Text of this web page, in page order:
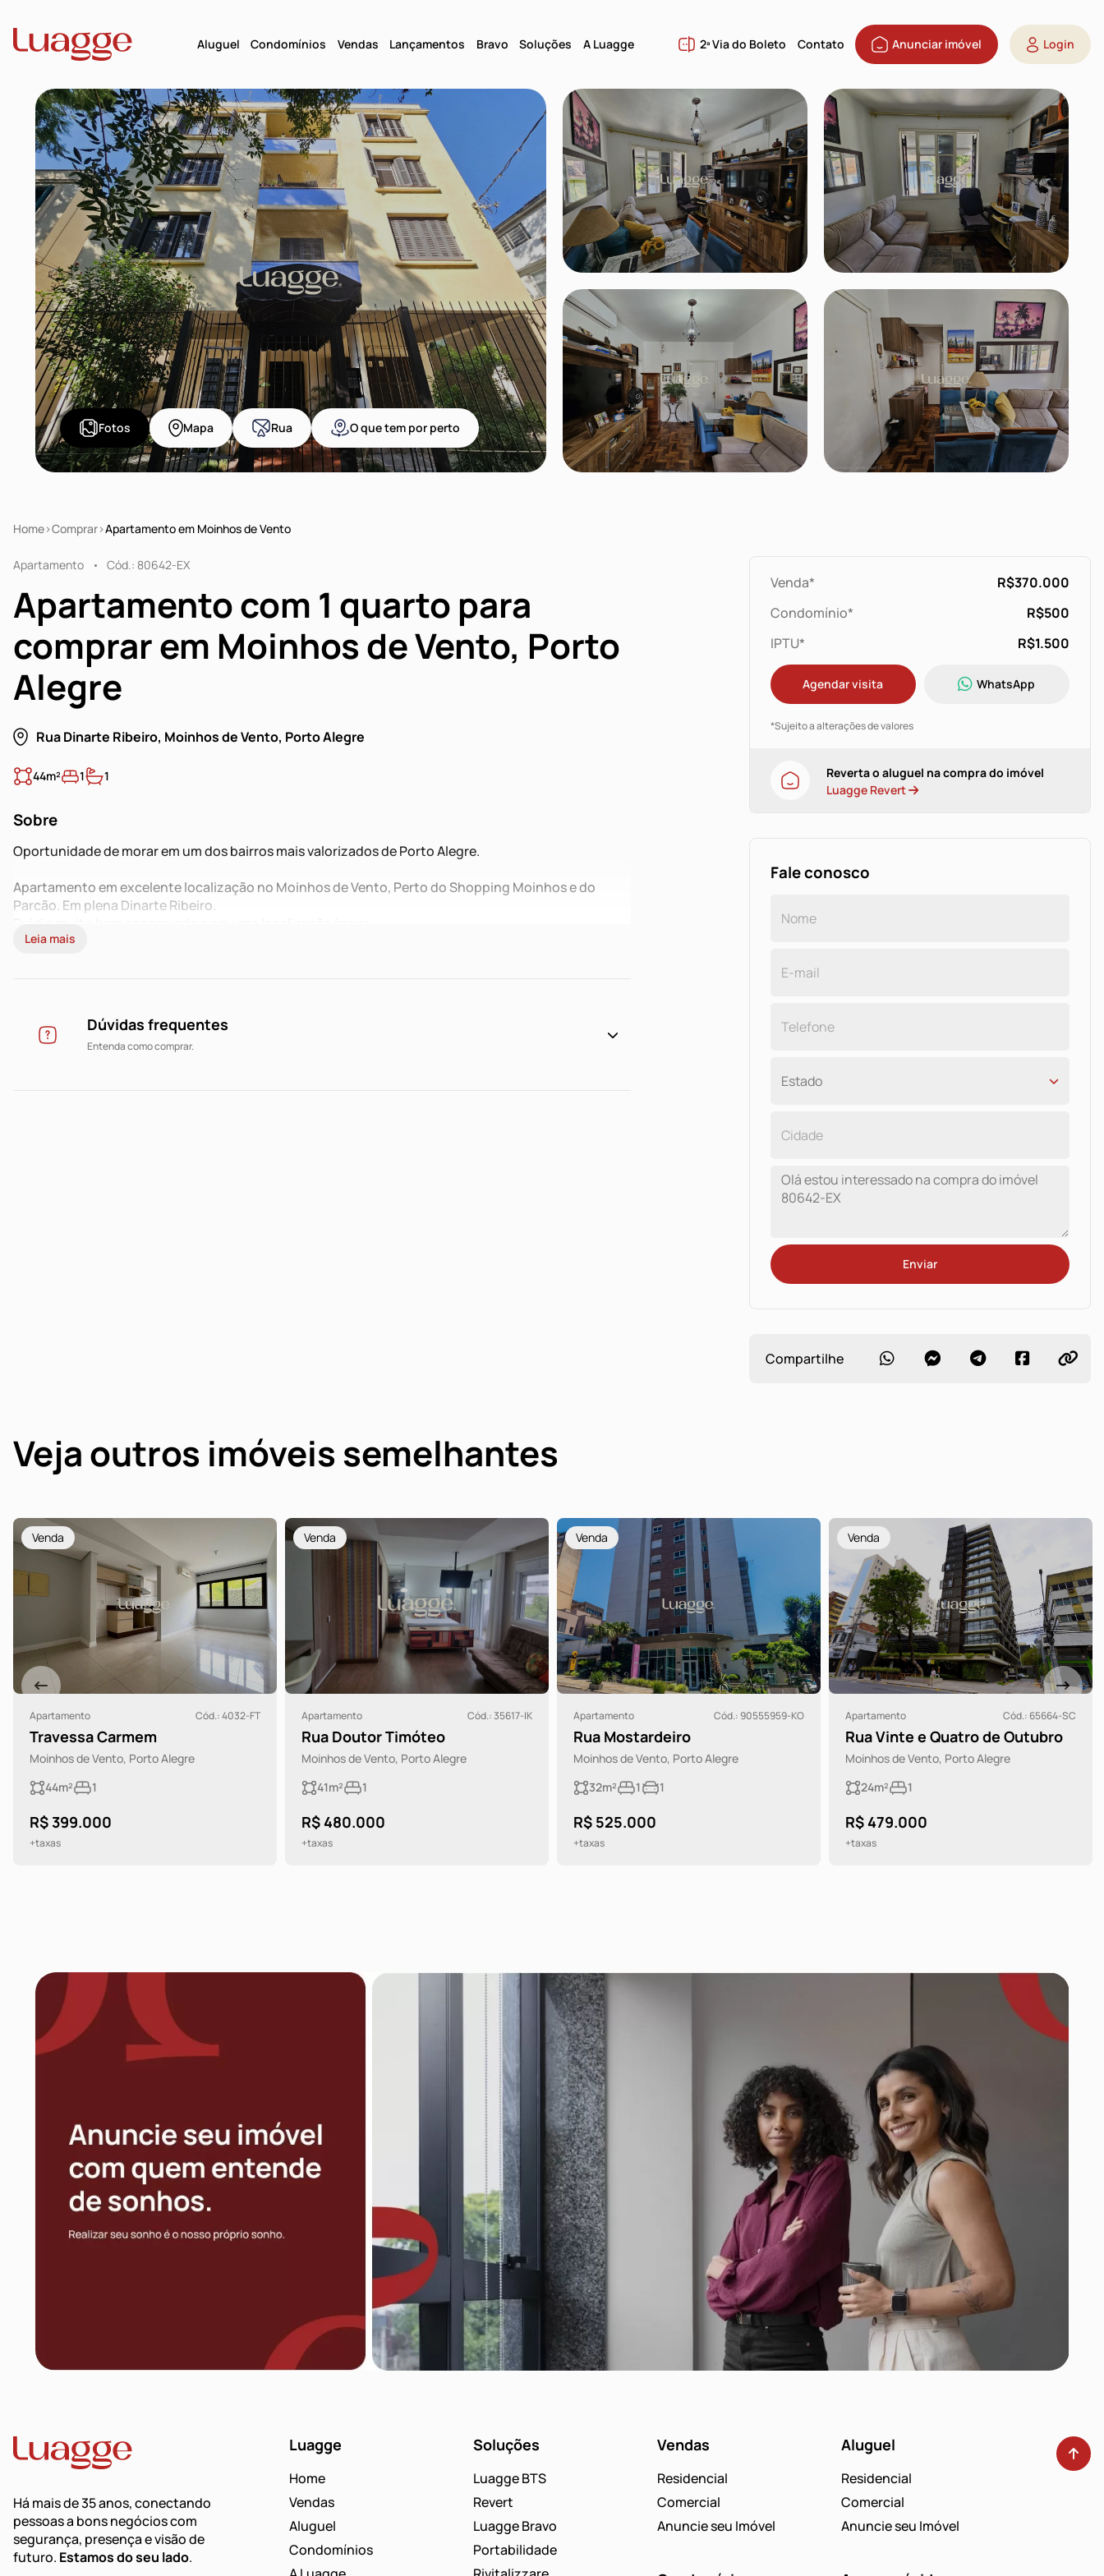
Aluguel Condomínios Vendas Lançamentos Bravo Soluções A Luagge 2ª Via do Boleto Contato Anunciar imóvel Login
Fotos Mapa Rua O que tem por perto
Home Comprar Apartamento em Moinhos de Vento
Apartamento Cód.: 80642-EX
Apartamento com 1 quarto para
comprar em Moinhos de Vento, Porto
Alegre
Rua Dinarte Ribeiro, Moinhos de Vento, Porto Alegre
44m² 1 1
Sobre
Oportunidade de morar em um dos bairros mais valorizados de Porto Alegre.
Apartamento em excelente localização no Moinhos de Vento, Perto do Shopping Moinhos e do
Parcão. Em plena Dinarte Ribeiro.
1 dormitório amplo, area de serviço separada, muito bem ensolarado e ventilado.
Leia mais
Dúvidas frequentes
Entenda como comprar.
Venda*
R$370.000
Condomínio*
R$500
IPTU*
R$1.500
Agendar visita WhatsApp
*Sujeito a alterações de valores
Reverta o aluguel na compra do imóvel
Luagge Revert
Fale conosco
Enviar
Compartilhe
Veja outros imóveis semelhantes
Venda
Apartamento Cód.: 4032-FT
Travessa Carmem
Moinhos de Vento, Porto Alegre
44m²
1
R$ 399.000
+taxas
Venda
Apartamento Cód.: 35617-IK
Rua Doutor Timóteo
Moinhos de Vento, Porto Alegre
41m²
1
R$ 480.000
+taxas
Venda
Apartamento Cód.: 90555959-KO
Rua Mostardeiro
Moinhos de Vento, Porto Alegre
32m²
1 1
R$ 525.000
+taxas
Venda
Apartamento Cód.: 65664-SC
Rua Vinte e Quatro de Outubro
Moinhos de Vento, Porto Alegre
24m²
1
R$ 479.000
+taxas
Há mais de 35 anos, conectando
pessoas a bons negócios com
segurança, presença e visão de
futuro. Estamos do seu lado.
Luagge
Home
Vendas
Aluguel
Condomínios
Soluções
Luagge BTS
Revert
Luagge Bravo
Portabilidade
Vendas
Residencial
Comercial
Anuncie seu Imóvel
Aluguel
Residencial
Comercial
Anuncie seu Imóvel